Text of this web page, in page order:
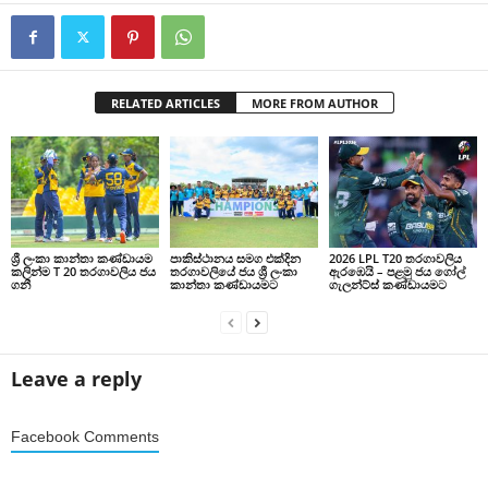
RELATED ARTICLES MORE FROM AUTHOR
ශ්‍රී ලංකා කාන්තා කණ්ඩායම
කලින්ම T 20 තරගාවලිය ජය
ගනී
පාකිස්ථානය සමග එක්දින
තරගාවලියේ ජය ශ්‍රී ලංකා
කාන්තා කණ්ඩායමට
2026 LPL T20 තරගාවලිය
ඇරඹෙයි – පළමු ජය ගෝල්
ගැලන්ට්ස් කණ්ඩායමට
Leave a reply
Facebook Comments